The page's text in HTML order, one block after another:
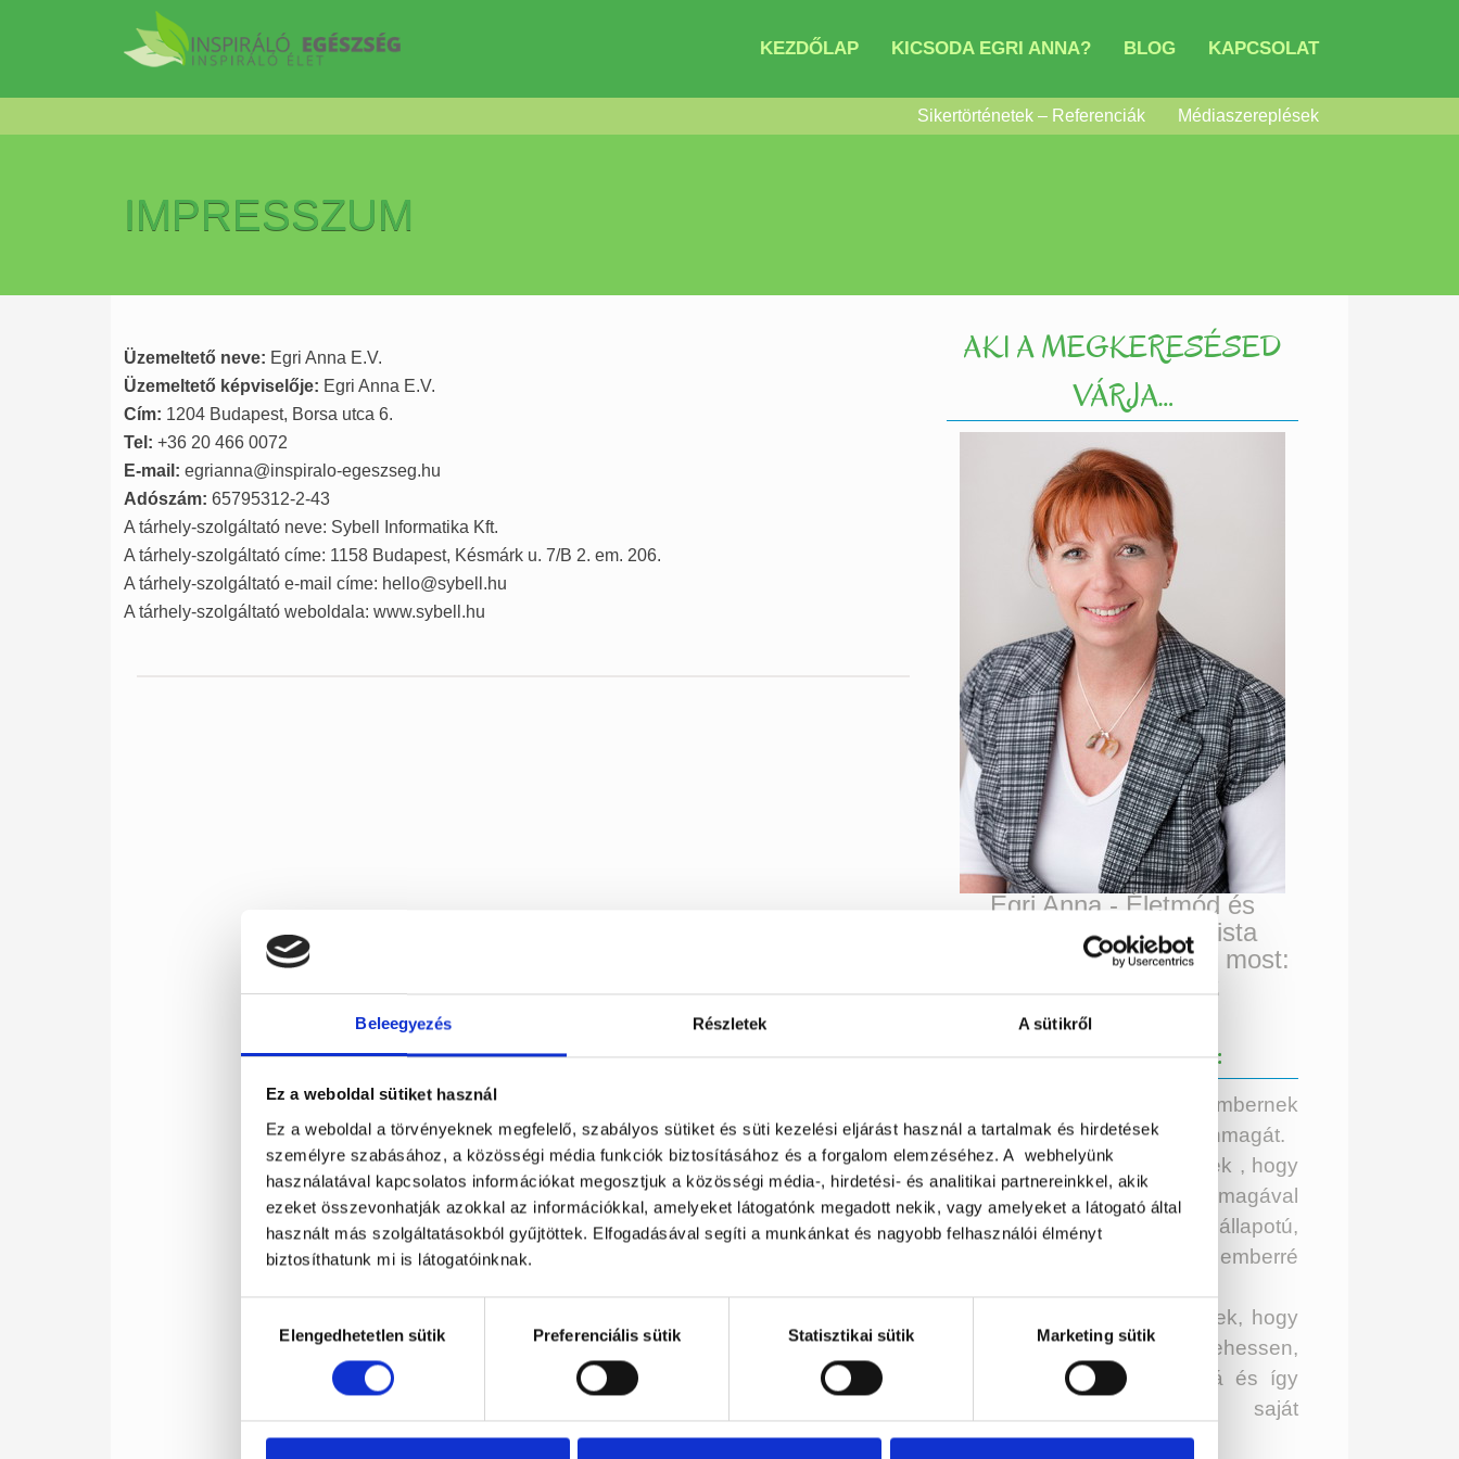
Beleegyezés Részletek A sütikről
Ez a weboldal sütiket használ
Ez a weboldal a törvényeknek megfelelő, szabályos sütiket és süti kezelési eljárást használ a tartalmak és hirdetések
személyre szabásához, a közösségi média funkciók biztosításához és a forgalom elemzéséhez. A webhelyünk
használatával kapcsolatos információkat megosztjuk a közösségi média-, hirdetési- és analitikai partnereinkkel, akik
ezeket összevonhatják azokkal az információkkal, amelyeket látogatónk megadott nekik, vagy amelyeket a látogató által
használt más szolgáltatásokból gyűjtöttek. Elfogadásával segíti a munkánkat és nagyobb felhasználói élményt
biztosíthatunk mi is látogatóinknak.
kiválasztása
Elengedhetetlen sütik Preferenciális sütik Statisztikai sütik Marketing sütik
KEZDŐLAP KICSODA EGRI ANNA? BLOG KAPCSOLAT
Sikertörténetek – Referenciák Médiaszereplések
IMPRESSZUM
Üzemeltető neve: Egri Anna E.V.
Üzemeltető képviselője: Egri Anna E.V.
Cím: 1204 Budapest, Borsa utca 6.
Tel: +36 20 466 0072
E-mail: egrianna@inspiralo-egeszseg.hu
Adószám: 65795312-2-43
A tárhely-szolgáltató neve: Sybell Informatika Kft.
A tárhely-szolgáltató címe: 1158 Budapest, Késmárk u. 7/B 2. em. 206.
A tárhely-szolgáltató e-mail címe: hello@sybell.hu
A tárhely-szolgáltató weboldala: www.sybell.hu
AKI A MEGKERESÉSED
VÁRJA…
Egri Anna - Életmód és
Táplálkozási specialista
Írj levelet itt, vagy hívj most:
+36 20 466 0072
KÜLDETÉSEM:
Segíteni minél több embernek
létrehozni a lehető legjobb önmagát.
Segíteni minél több embernek , hogy
önbizalommal teli, saját magával
elégedett, jobb fizikai állapotú,
boldogabb, örömteli emberré
Segíteni minél több embernek, hogy
saját magára büszke lehessen,
példaképpé, pozitív hatássá és így
okozóvá válhasson saját
környezetében.